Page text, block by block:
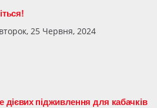
25 Червня, 2024
дієвих підживлення для кабачків